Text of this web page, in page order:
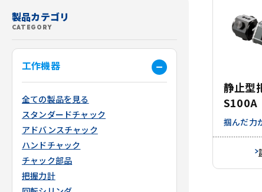
製品カテゴリ
CATEGORY
工作機器
全ての製品を見る
スタンダードチャック
アドバンスチャック
ハンドチャック
チャック部品
把握力計
静止型
S100A
掴んだ力